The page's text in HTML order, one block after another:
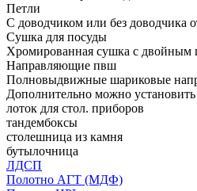
Петли
С доводчиком или без доводчика
Сушка для посуды
Хромированная сушка с двойным
Направляющие пвш
Полновыдвижные шариковые
Дополнительно можно установить
лоток для стол. приборов
тандембоксы
столешница из камня
бутылочница
ЛДСП
Полотно АГТ (МДФ)